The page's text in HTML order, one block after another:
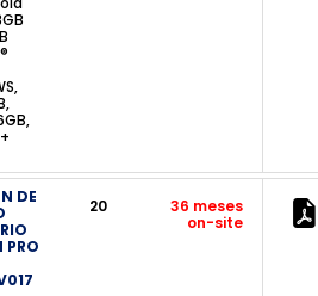
DE
PRO
20
36 meses
on-site